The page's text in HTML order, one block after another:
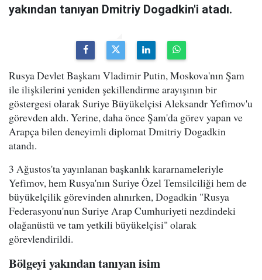
yakından tanıyan Dmitriy Dogadkin'i atadı.
Rusya Devlet Başkanı Vladimir Putin, Moskova'nın Şam
ile ilişkilerini yeniden şekillendirme arayışının bir
göstergesi olarak Suriye Büyükelçisi Aleksandr Yefimov'u
görevden aldı. Yerine, daha önce Şam'da görev yapan ve
Arapça bilen deneyimli diplomat Dmitriy Dogadkin
atandı.
3 Ağustos'ta yayınlanan başkanlık kararnameleriyle
Yefimov, hem Rusya'nın Suriye Özel Temsilciliği hem de
büyükelçilik görevinden alınırken, Dogadkin "Rusya
Federasyonu'nun Suriye Arap Cumhuriyeti nezdindeki
olağanüstü ve tam yetkili büyükelçisi" olarak
görevlendirildi.
Bölgeyi yakından tanıyan isim